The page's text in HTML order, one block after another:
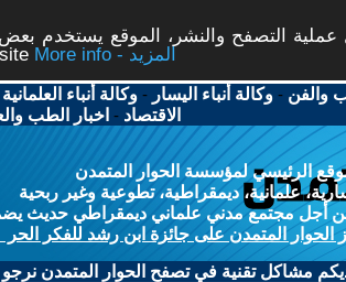
التصفح والنشر، الموقع يستخدم
More info - المزيد
والفن -وكالة أنباء اليسار -وكالة أنباء العلمانية
الاقتصاد - اخبار الطب
الرئيسي لمؤسسة الحوار المتمدن
علمانية، ديمقراطية، تطوعية وغير ربحية
أجل مجتمع مدني علماني ديمقراطي حديث يضمن
الحوار المتمدن على جائزة ابن رشد للفكر الحر
مشاكل تقنية في تصفح الحوار المتمدن نرجو